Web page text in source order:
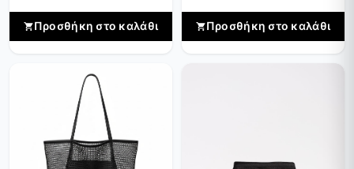
Προσθήκη στο καλάθι Προσθήκη στο καλάθι